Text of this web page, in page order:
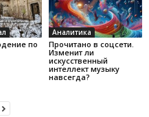
по
Аналитика
Прочитано в соцсети.
Изменит ли
искусственный
интеллект музыку
навсегда?